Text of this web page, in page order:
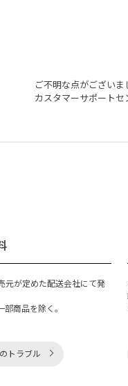
ご不明な点がございま
カスタマーサポートセ
元が定めた配送会社にて発
商品を除く。
トラブル